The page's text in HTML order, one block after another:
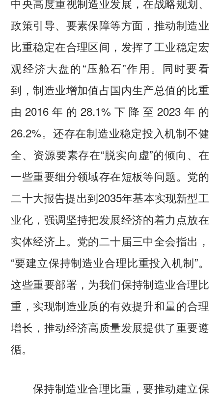
政策引导、要素保障等方面，推动制造业
比重稳定在合理区间，发挥了工业稳定宏
观经济大盘的“压舱石”作用。同时要看
到，制造业增加值占国内生产总值的比重
由2016年的28.1%下降至2023年的
26.2%。还存在制造业稳定投入机制不健
全、资源要素存在“脱实向虚”的倾向、在
一些重要细分领域存在短板等问题。党的
二十大报告提出到2035年基本实现新型工
业化，强调坚持把发展经济的着力点放在
实体经济上。党的二十届三中全会指出，
“要建立保持制造业合理比重投入机制”。
这些重要部署，为我们保持制造业合理比
重，实现制造业质的有效提升和量的合理
增长，推动经济高质量发展提供了重要遵
循。
保持制造业合理比重，要推动建立保